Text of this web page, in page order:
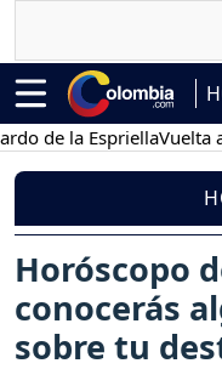
la EspriellaVuelta a
Horóscopo
conocerás
sobre tu